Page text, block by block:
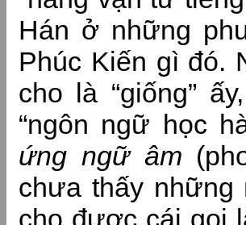
Hán ở những
Phúc Kiến gì đó.
cho là “giống”
“ngôn ngữ học
ứng ngữ âm
chưa thấy những
cho được cái gọi